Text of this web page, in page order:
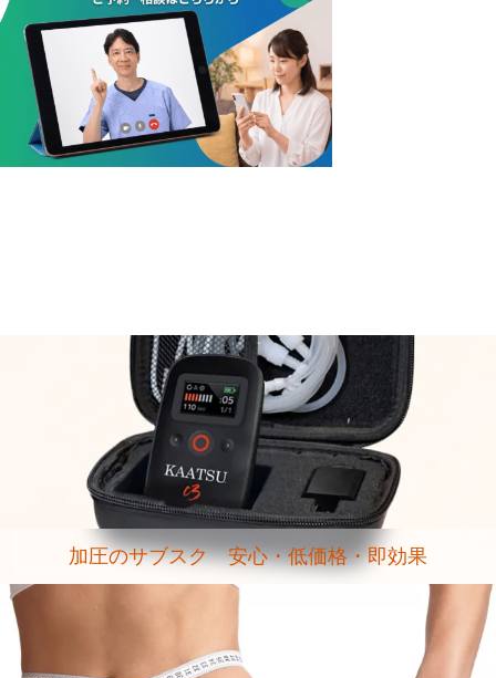
加圧のサブスク 安心・低価格・即効果